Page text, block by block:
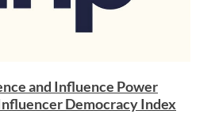
and Influence Power
Democracy Index